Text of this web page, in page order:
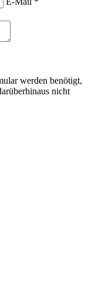
werden benötigt,
nicht